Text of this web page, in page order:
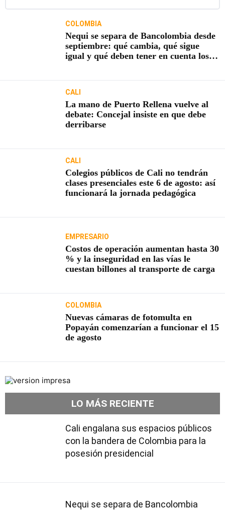
COLOMBIA
Nequi se separa de Bancolombia desde
septiembre: qué cambia, qué sigue
igual y qué deben tener en cuenta los
CALI
La mano de Puerto Rellena vuelve al
debate: Concejal insiste en que debe
derribarse
CALI
Colegios públicos de Cali no tendrán
clases presenciales este 6 de agosto: así
funcionará la jornada pedagógica
EMPRESARIO
Costos de operación aumentan hasta 30
% y la inseguridad en las vías le
cuestan billones al transporte de carga
COLOMBIA
Nuevas cámaras de fotomulta en
Popayán comenzarían a funcionar el 15
de agosto
LO MÁS RECIENTE
Cali engalana sus espacios públicos
con la bandera de Colombia para la
posesión presidencial
Nequi se separa de Bancolombia